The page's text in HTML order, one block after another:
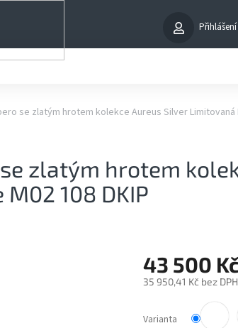
Přihlášení
se zlatým hrotem kolekce Aureus Silver Limitovaná
zlatým hrotem
108 DKIP
43 500
35 950,41 Kč bez DPH
cena:
Varianta